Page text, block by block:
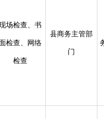
场检查、书
检查、网络
检查
县商务主管部
门